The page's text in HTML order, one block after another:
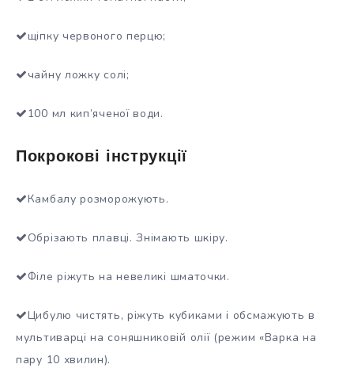
щіпку червоного перцю;
чайну ложку солі;
100 мл кип’яченої води.
Покрокові інструкції
Камбалу розморожують.
Обрізають плавці. Знімають шкіру.
Філе ріжуть на невеликі шматочки.
Цибулю чистять, ріжуть кубиками і обсмажують в
мультиварці на соняшниковій олії (режим «Варка на
пару 10 хвилин).